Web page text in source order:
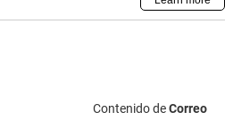
Contenido deCorreo